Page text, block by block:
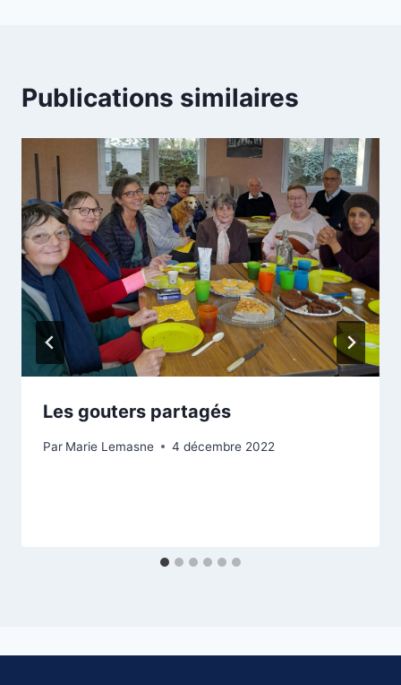
Publications similaires
Les gouters partagés
Par Marie Lemasne 4 décembre 2022